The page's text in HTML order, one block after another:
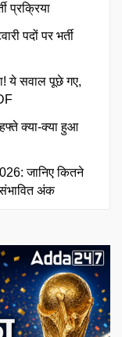
प्रक्रिया
पदों पर भर्ती
ये सवाल पूछे गए,
क्या-क्या हुआ
जानिए कितने
अंक